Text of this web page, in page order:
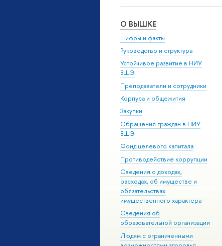
О ВЫШКЕ
Цифры и факты
Руководство и структура
Устойчивое развитие в НИУ
ВШЭ
Преподаватели и сотрудники
Корпуса и общежития
Закупки
Обращения граждан в НИУ
ВШЭ
Фонд целевого капитала
Противодействие коррупции
Сведения о доходах,
расходах, об имуществе и
обязательствах
имущественного характера
Сведения об
образовательной организации
Людям с ограниченными